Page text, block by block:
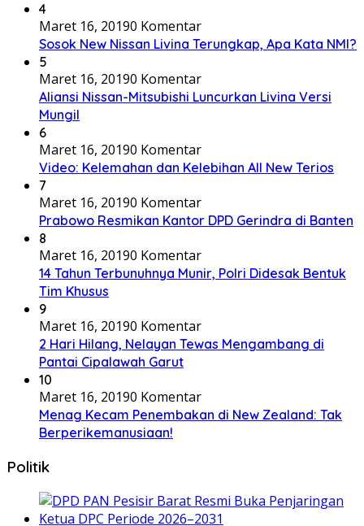
4
Maret 16, 20190 Komentar
Sosok New Nissan Livina Terungkap, Apa Kata NMI?
5
Maret 16, 20190 Komentar
Aliansi Nissan-Mitsubishi Luncurkan Livina Versi
Mungil
6
Maret 16, 20190 Komentar
Video: Kelemahan dan Kelebihan All New Terios
7
Maret 16, 20190 Komentar
Prabowo Resmikan Kantor DPD Gerindra di Banten
8
Maret 16, 20190 Komentar
14 Tahun Terbunuhnya Munir, Polri Didesak Bentuk
Tim Khusus
9
Maret 16, 20190 Komentar
2 Hari Hilang, Nelayan Tewas Mengambang di
Pantai Cipalawah Garut
10
Maret 16, 20190 Komentar
Menag Kecam Penembakan di New Zealand: Tak
Berperikemanusiaan!
Politik